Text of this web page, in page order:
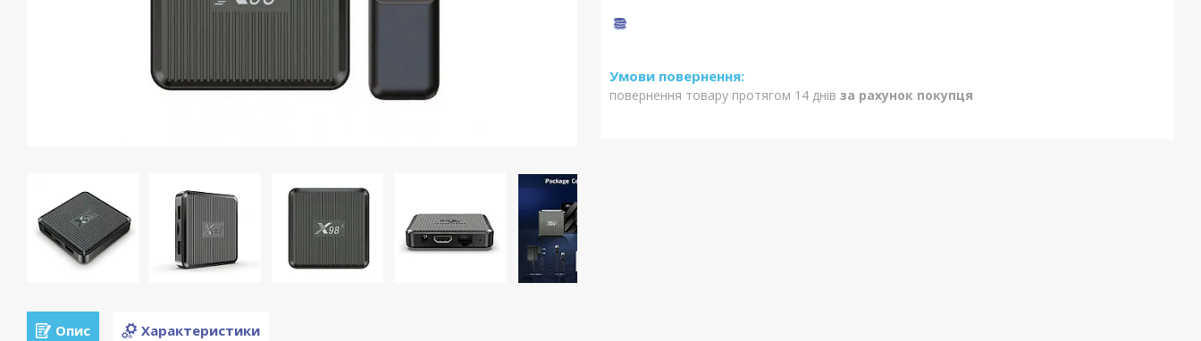
повернення товару протягом 14 днів за рахунок покупця
Опис Характеристики